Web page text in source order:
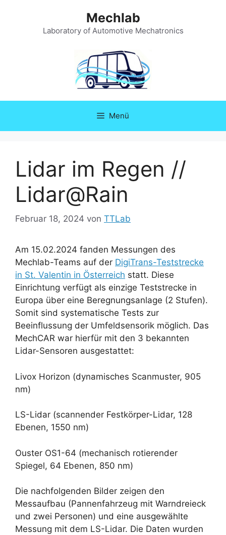
Mechlab
Laboratory of Automotive Mechatronics
Menü
Lidar im Regen //
Lidar@Rain
Februar 18, 2024 von TTLab
Am 15.02.2024 fanden Messungen des
Mechlab-Teams auf der DigiTrans-Teststrecke
in St. Valentin in Österreich statt. Diese
Einrichtung verfügt als einzige Teststrecke in
Europa über eine Beregnungsanlage (2 Stufen).
Somit sind systematische Tests zur
Beeinflussung der Umfeldsensorik möglich. Das
MechCAR war hierfür mit den 3 bekannten
Lidar-Sensoren ausgestattet:
Livox Horizon (dynamisches Scanmuster, 905
nm)
LS-Lidar (scannender Festkörper-Lidar, 128
Ebenen, 1550 nm)
Ouster OS1-64 (mechanisch rotierender
Spiegel, 64 Ebenen, 850 nm)
Die nachfolgenden Bilder zeigen den
Messaufbau (Pannenfahrzeug mit Warndreieck
und zwei Personen) und eine ausgewählte
Messung mit dem LS-Lidar. Die Daten wurden